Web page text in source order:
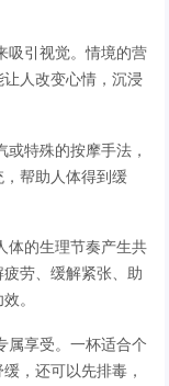
吸引视觉。情境的营
人改变心情，沉浸
特殊的按摩手法，
帮助人体得到缓
体的生理节奏产生共
劳、缓解紧张、助
。
属享受。一杯适合个
，还可以先排毒，